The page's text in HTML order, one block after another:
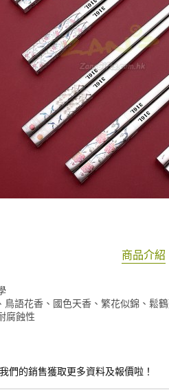
商品介紹
語花香、國色天香、繁花似錦、鬆
腐蝕性
們的銷售獲取更多資料及報價啦！